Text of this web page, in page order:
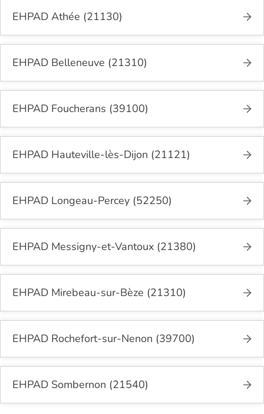
EHPAD Athée (21130)
EHPAD Belleneuve (21310)
EHPAD Foucherans (39100)
EHPAD Hauteville-lès-Dijon (21121)
EHPAD Longeau-Percey (52250)
EHPAD Messigny-et-Vantoux (21380)
EHPAD Mirebeau-sur-Bèze (21310)
EHPAD Rochefort-sur-Nenon (39700)
EHPAD Sombernon (21540)